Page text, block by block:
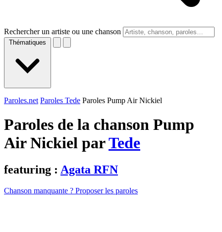
Rechercher un artiste ou une chanson
Thématiques
Paroles.net Paroles Tede Paroles Pump Air Nickiel
Paroles de la chanson Pump
Air Nickiel parTede
featuring : Agata RFN
Chanson manquante ? Proposer les paroles